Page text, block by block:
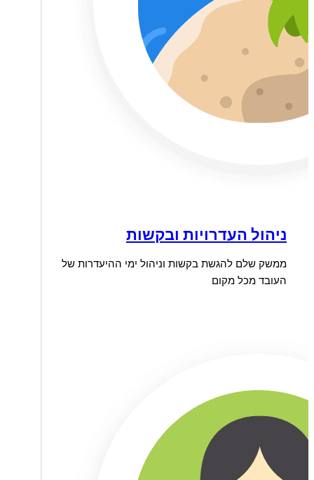
ניהול העדרויות ובקשות
ממשק שלם להגשת בקשות וניהול ימי ההיעדרות של
העובד מכל מקום